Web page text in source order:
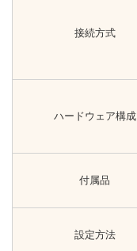
接続方式
ハードウェア構成
付属品
設定方法